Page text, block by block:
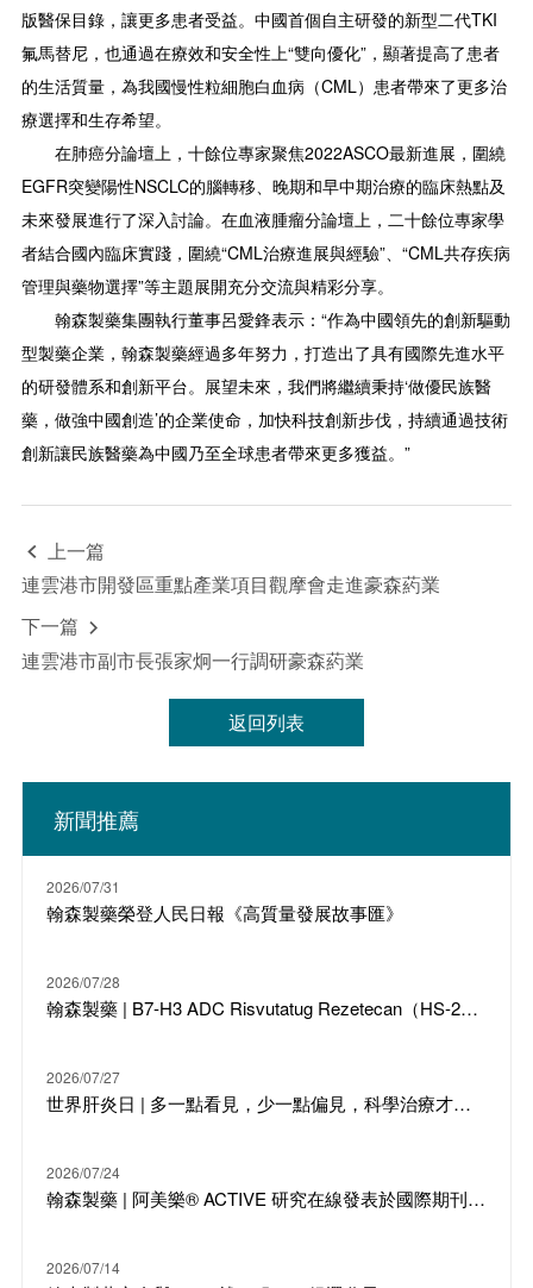
版醫保目錄，讓更多患者受益。中國首個自主研發的新型二代TKI
氟馬替尼，也通過在療效和安全性上“雙向優化”，顯著提高了患者
的生活質量，為我國慢性粒細胞白血病（CML）患者帶來了更多治
療選擇和生存希望。
在肺癌分論壇上，十餘位專家聚焦2022ASCO最新進展，圍繞
EGFR突變陽性NSCLC的腦轉移、晚期和早中期治療的臨床熱點及
未來發展進行了深入討論。在血液腫瘤分論壇上，二十餘位專家學
者結合國內臨床實踐，圍繞“CML治療進展與經驗”、“CML共存疾病
管理與藥物選擇”等主題展開充分交流與精彩分享。
翰森製藥集團執行董事呂愛鋒表示：“作為中國領先的創新驅動
型製藥企業，翰森製藥經過多年努力，打造出了具有國際先進水平
的研發體系和創新平台。展望未來，我們將繼續秉持‘做優民族醫
藥，做強中國創造’的企業使命，加快科技創新步伐，持續通過技術
創新讓民族醫藥為中國乃至全球患者帶來更多獲益。”
 上一篇
連雲港市開發區重點產業項目觀摩會走進豪森葯業
下一篇 
連雲港市副市長張家炯一行調研豪森葯業
返回列表
新聞推薦
2026/07/31
翰森製藥榮登人民日報《高質量發展故事匯》
2026/07/28
翰森製藥 | B7-H3 ADC Risvutatug Rezetecan（HS-20093）骨肉瘤III期臨床ARTEMIS-011達到IRC-PFS主要終點
2026/07/27
世界肝炎日 | 多一點看見，少一點偏見，科學治療才是打敗乙肝的最強答案
2026/07/24
翰森製藥 | 阿美樂® ACTIVE 研究在線發表於國際期刊 JTO
2026/07/14